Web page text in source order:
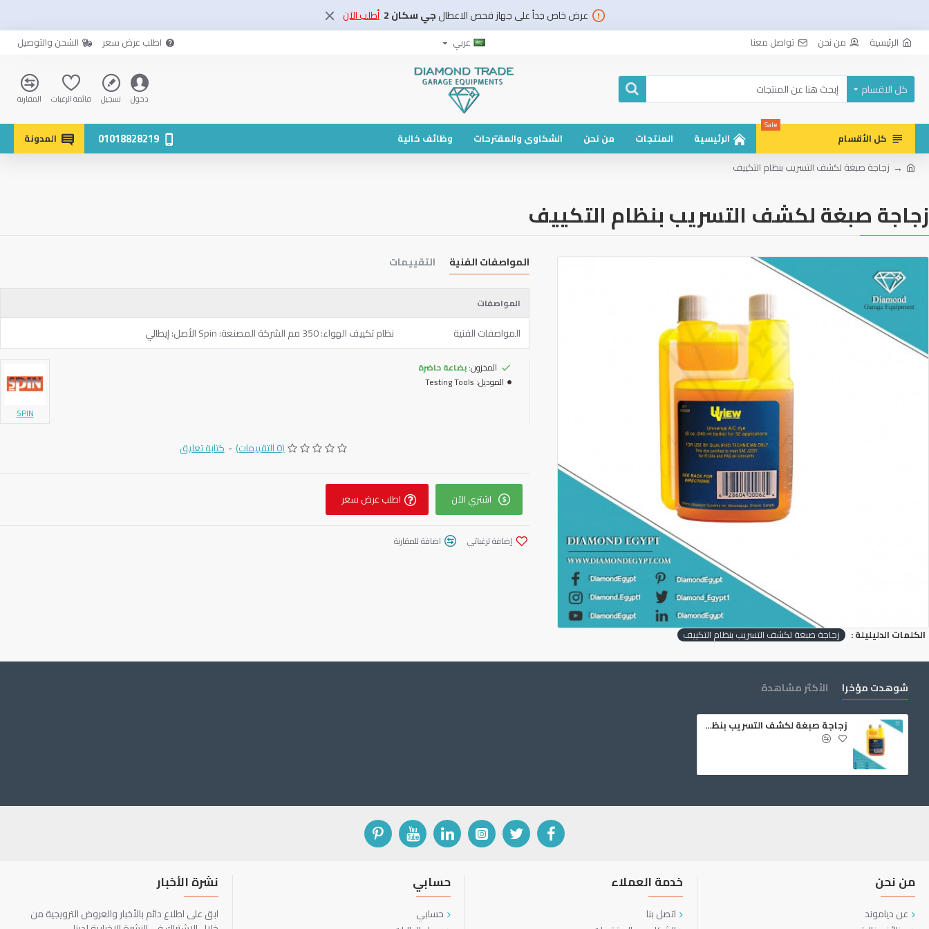
عرض خاص جداً على جهاز فحص الاعطالجي سكان 2 أطلب الآن
الرئيسية من نحن تواصل معنا عربي اطلب عرض سعر الشحن والتوصيل
كل الاقسام
دخول تسجيل قائمة الرغبات المقارنة
كل الأقسام
Sale
الرئيسية المنتجات من نحن الشكاوي والمقترحات وظائف خالية 01018828219
المدونة
زجاجة صبغة لكشف التسريب بنظام التكييف
زجاجة صبغة لكشف التسريب بنظام التكييف
المواصفات الفنية التقييمات
المواصفات
المواصفات الفنية نظام تكييف الهواء: 350 مم الشركة المصنعة: Spin الأصل: إيطالي
المخزون:بضاعة حاضرة
الموديل: Testing Tools
SPIN
(0 التقييمات) - كتابة تعليق
اشتري الآن اطلب عرض سعر
إضافة لرغباتي اضافة للمقارنة
الكلمات الدليليلة : زجاجة صبغة لكشف التسريب بنظام التكييف
شوهدت مؤخرا الأكثر مشاهدة
زجاجة صبغة لكشف التسريب بنظام التكييف
من نحن
عن دياموند
خدمة العملاء
اتصل بنا
حسابي
حسابي
نشرة الأخبار
ابق على اطلاع دائم بالأخبار والعروض الترويجية من